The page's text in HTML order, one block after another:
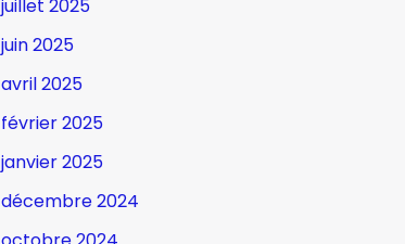
juillet 2025
juin 2025
avril 2025
février 2025
janvier 2025
décembre 2024